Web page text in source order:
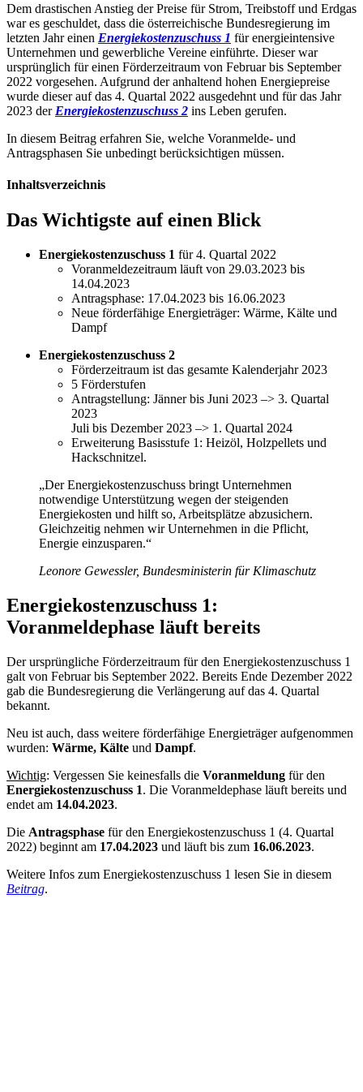
Dem drastischen Anstieg der Preise für Strom, Treibstoff und Erdgas
war es geschuldet, dass die österreichische Bundesregierung im
letzten Jahr einen Energiekostenzuschuss 1 für energieintensive
Unternehmen und gewerbliche Vereine einführte. Dieser war
ursprünglich für einen Förderzeitraum von Februar bis September
2022 vorgesehen. Aufgrund der anhaltend hohen Energiepreise
wurde dieser auf das 4. Quartal 2022 ausgedehnt und für das Jahr
2023 der Energiekostenzuschuss 2 ins Leben gerufen.
In diesem Beitrag erfahren Sie, welche Voranmelde- und
Antragsphasen Sie unbedingt berücksichtigen müssen.
Inhaltsverzeichnis
Das Wichtigste auf einen Blick
Energiekostenzuschuss 1 für 4. Quartal 2022
Voranmeldezeitraum läuft von 29.03.2023 bis
14.04.2023
Antragsphase: 17.04.2023 bis 16.06.2023
Neue förderfähige Energieträger: Wärme, Kälte und
Dampf
Energiekostenzuschuss 2
Förderzeitraum ist das gesamte Kalenderjahr 2023
5 Förderstufen
Antragstellung: Jänner bis Juni 2023 –> 3. Quartal
2023
Juli bis Dezember 2023 –> 1. Quartal 2024
Erweiterung Basisstufe 1: Heizöl, Holzpellets und
Hackschnitzel.
„Der Energiekostenzuschuss bringt Unternehmen
notwendige Unterstützung wegen der steigenden
Energiekosten und hilft so, Arbeitsplätze abzusichern.
Gleichzeitig nehmen wir Unternehmen in die Pflicht,
Energie einzusparen.“
Leonore Gewessler, Bundesministerin für Klimaschutz
Energiekostenzuschuss 1:
Voranmeldephase läuft bereits
Der ursprüngliche Förderzeitraum für den Energiekostenzuschuss 1
galt von Februar bis September 2022. Bereits Ende Dezember 2022
gab die Bundesregierung die Verlängerung auf das 4. Quartal
bekannt.
Neu ist auch, dass weitere förderfähige Energieträger aufgenommen
wurden: Wärme, Kälte und Dampf.
Wichtig: Vergessen Sie keinesfalls die Voranmeldung für den
Energiekostenzuschuss 1. Die Voranmeldephase läuft bereits und
endet am 14.04.2023.
Die Antragsphase für den Energiekostenzuschuss 1 (4. Quartal
2022) beginnt am 17.04.2023 und läuft bis zum 16.06.2023.
Weitere Infos zum Energiekostenzuschuss 1 lesen Sie in diesem
Beitrag.